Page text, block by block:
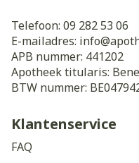
Telefoon: 09 282 53 06
E-mailadres: info@
APB nummer: 441202
Apotheek titularis:
BTW nummer:
Klantenservice
FAQ